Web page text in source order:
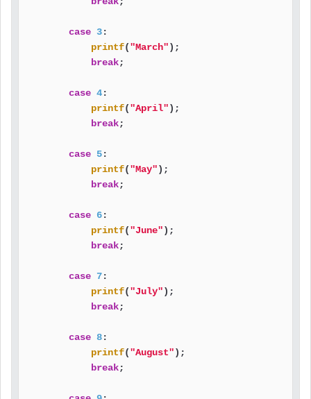
case 3:
printf("March");
break;
case 4:
printf("April");
break;
case 5:
printf("May");
break;
case 6:
printf("June");
break;
case 7:
printf("July");
break;
case 8:
printf("August");
break;